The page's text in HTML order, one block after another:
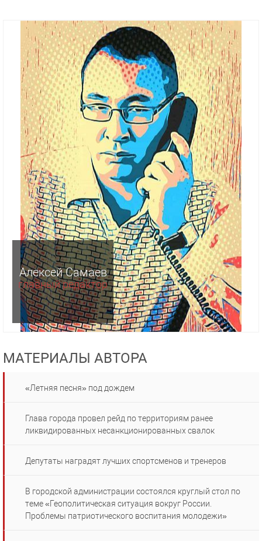
Алексей Самаев
главный редактор
МАТЕРИАЛЫ АВТОРА
«Летняя песня» под дождем
Глава города провел рейд по территориям ранее
ликвидированных несанкционированных свалок
Депутаты наградят лучших спортсменов и тренеров
В городской администрации состоялся круглый стол по
теме «Геополитическая ситуация вокруг России.
Проблемы патриотического воспитания молодежи»